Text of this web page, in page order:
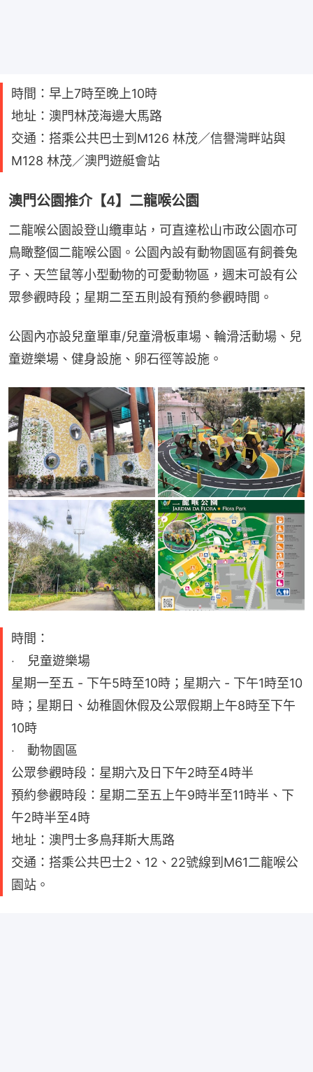
時間：早上7時至晚上10時
地址：澳門林茂海邊大馬路
交通：搭乘公共巴士到M126 林茂／信譽灣畔站與
M128 林茂／澳門遊艇會站
澳門公園推介【4】二龍喉公園
二龍喉公園設登山纜車站，可直達松山市政公園亦可
鳥瞰整個二龍喉公園。公園內設有動物園區有飼養兔
子、天竺鼠等小型動物的可愛動物區，週末可設有公
眾參觀時段；星期二至五則設有預約參觀時間。
公園內亦設兒童單車/兒童滑板車場、輪滑活動場、兒
童遊樂場、健身設施、卵石徑等設施。
時間：
‧ 兒童遊樂場
星期一至五 - 下午5時至10時；星期六 - 下午1時至10
時；星期日、幼稚園休假及公眾假期上午8時至下午
10時
‧ 動物園區
公眾參觀時段：星期六及日下午2時至4時半
預約參觀時段：星期二至五上午9時半至11時半、下
午2時半至4時
地址：澳門士多鳥拜斯大馬路
交通：搭乘公共巴士2、12、22號線到M61二龍喉公
園站。